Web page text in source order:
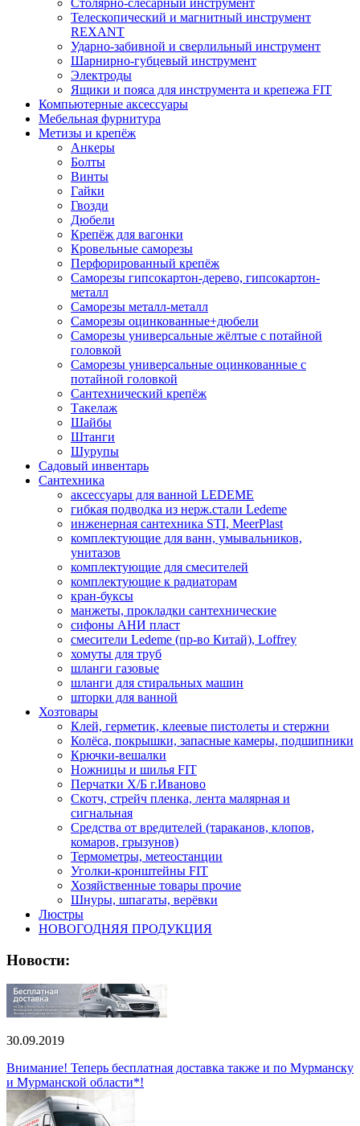
Телескопический и магнитный инструмент
REXANT
Ударно-забивной и сверлильный инструмент
Шарнирно-губцевый инструмент
Электроды
Ящики и пояса для инструмента и крепежа FIT
Компьютерные аксессуары
Мебельная фурнитура
Метизы и крепёж
Анкеры
Болты
Винты
Гайки
Гвозди
Дюбели
Крепёж для вагонки
Кровельные саморезы
Перфорированный крепёж
Саморезы гипсокартон-дерево, гипсокартон-
металл
Саморезы металл-металл
Саморезы оцинкованные+дюбели
Саморезы универсальные жёлтые с потайной
головкой
Саморезы универсальные оцинкованные с
потайной головкой
Сантехнический крепёж
Такелаж
Шайбы
Штанги
Шурупы
Садовый инвентарь
Сантехника
аксессуары для ванной LEDEME
гибкая подводка из нерж.стали Ledeme
инженерная сантехника STI, MeerPlast
комплектующие для ванн, умывальников,
унитазов
комплектующие для смесителей
комплектующие к радиаторам
кран-буксы
манжеты, прокладки сантехнические
сифоны АНИ пласт
смесители Ledeme (пр-во Китай), Loffrey
хомуты для труб
шланги газовые
шланги для стиральных машин
шторки для ванной
Хозтовары
Клей, герметик, клеевые пистолеты и стержни
Колёса, покрышки, запасные камеры, подшипники
Крючки-вешалки
Ножницы и шилья FIT
Перчатки Х/Б г.Иваново
Скотч, стрейч пленка, лента малярная и
сигнальная
Средства от вредителей (тараканов, клопов,
комаров, грызунов)
Термометры, метеостанции
Уголки-кронштейны FIT
Хозяйственные товары прочие
Шнуры, шпагаты, верёвки
Люстры
НОВОГОДНЯЯ ПРОДУКЦИЯ
Новости:
30.09.2019
Внимание! Теперь бесплатная доставка также и по Мурманску
и Мурманской области*!